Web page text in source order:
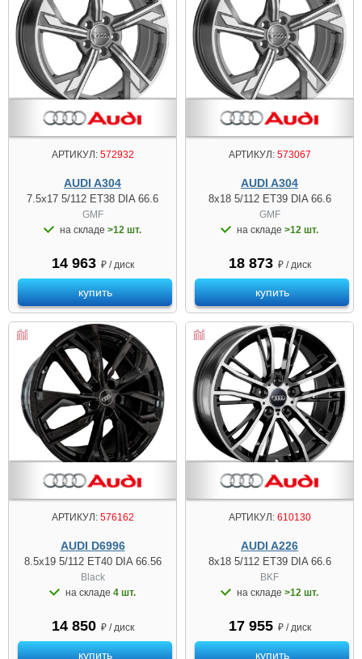
АРТИКУЛ:572932
AUDI A304
7.5x17 5/112 ET38 DIA 66.6
GMF
на складе >12 шт.
14 963 ₽ / диск
купить
АРТИКУЛ:573067
AUDI A304
8x18 5/112 ET39 DIA 66.6
GMF
на складе >12 шт.
18 873 ₽ / диск
купить
АРТИКУЛ:576162
AUDI D6996
8.5x19 5/112 ET40 DIA 66.56
Black
на складе 4 шт.
14 850 ₽ / диск
купить
АРТИКУЛ:610130
AUDI A226
8x18 5/112 ET39 DIA 66.6
BKF
на складе >12 шт.
17 955 ₽ / диск
купить